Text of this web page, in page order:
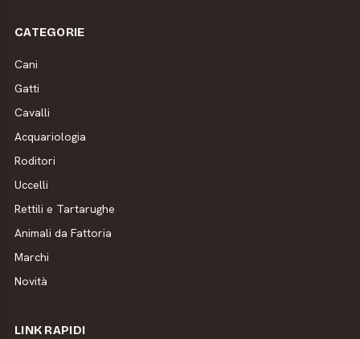
CATEGORIE
Cani
Gatti
Cavalli
Acquariologia
Roditori
Uccelli
Rettili e Tartarughe
Animali da Fattoria
Marchi
Novità
LINK RAPIDI